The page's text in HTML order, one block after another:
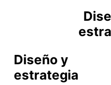
Diseño y
estrategia